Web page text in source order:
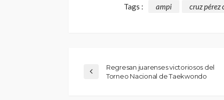
Tags : ampi cruz pérez
Regresan juarenses victoriosos del
Torneo Nacional de Taekwondo